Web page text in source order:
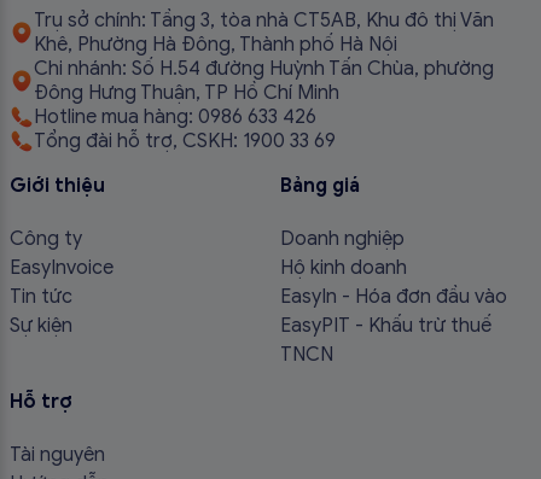
Trụ sở chính: Tầng 3, tòa nhà CT5AB, Khu đô thị Văn
Khê, Phường Hà Đông, Thành phố Hà Nội
Chi nhánh: Số H.54 đường Huỳnh Tấn Chùa, phường
Đông Hưng Thuận, TP Hồ Chí Minh
Hotline mua hàng: 0986 633 426
Tổng đài hỗ trợ, CSKH: 1900 33 69
Giới thiệu
Công ty
EasyInvoice
Tin tức
Sự kiện
Bảng giá
Doanh nghiệp
Hộ kinh doanh
EasyIn - Hóa đơn đầu vào
EasyPIT - Khấu trừ thuế
TNCN
Hỗ trợ
Tài nguyên